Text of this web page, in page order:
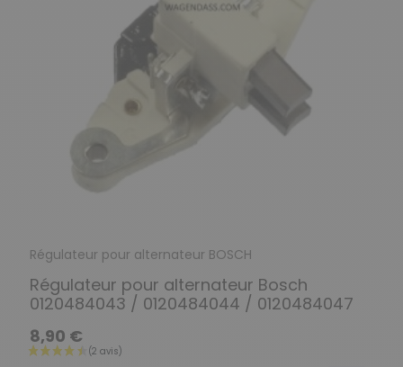
Régulateur pour alternateur BOSCH
Régulateur pour alternateur Bosch
0120484043 / 0120484044 / 0120484047
8,90 €